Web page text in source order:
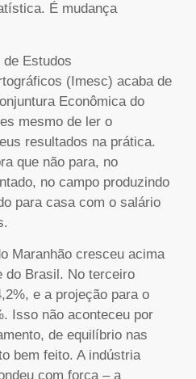
É mudança
Estudos
(Imesc) acaba de
Econômica do
mesmo de ler o
resultados na prática.
que não para, no
no campo produzindo
para casa com o salário
Maranhão cresceu acima
do Brasil. No terceiro
e a projeção para o
Isso não aconteceu por
de equilíbrio nas
bem feito. A indústria
com força – a